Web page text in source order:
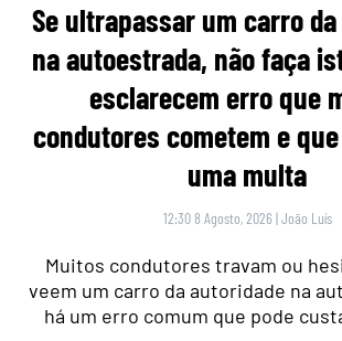
Se ultrapassar um carro
na autoestrada, não faça
esclarecem erro que
condutores cometem e
uma multa
12:30 8 Agosto, 2026 |João Luís
Muitos condutores travam ou
veem um carro da autoridade na
há um erro comum que pode